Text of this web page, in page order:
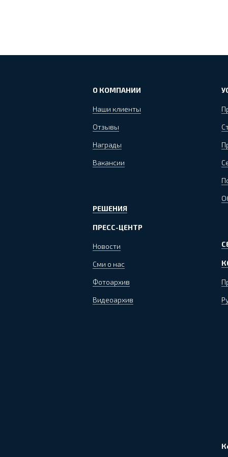
О КОМПАНИИ
Наши клиенты
Отзывы
Награды
Вакансии
РЕШЕНИЯ
ПРЕСС-ЦЕНТР
Новости
Сми о нас
Фотоархив
Видеоархив